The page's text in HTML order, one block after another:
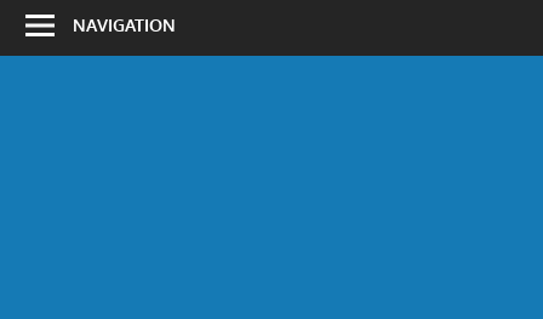
NAVIGATION